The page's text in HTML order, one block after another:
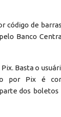
código de
Banco
Basta o
por Pix é
dos boletos